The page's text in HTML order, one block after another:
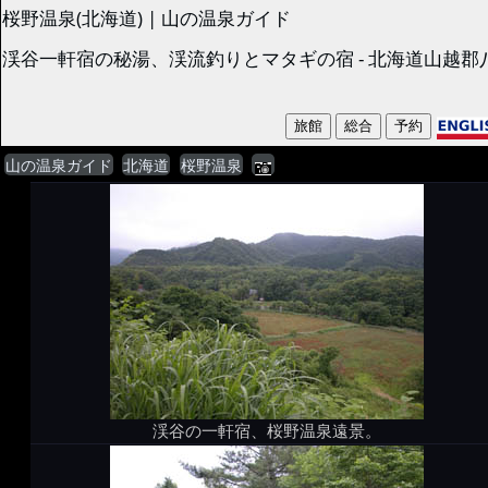
桜野温泉(北海道) | 山の温泉ガイド
渓谷一軒宿の秘湯、渓流釣りとマタギの宿 - 北海道山越郡
山の温泉ガイド 北海道 桜野温泉
渓谷の一軒宿、桜野温泉遠景。